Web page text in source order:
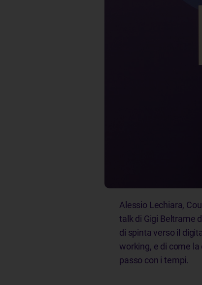
Alessio Lechiara,
talk di Gigi Beltrame
di spinta verso il
working, e di come
passo con i tempi.